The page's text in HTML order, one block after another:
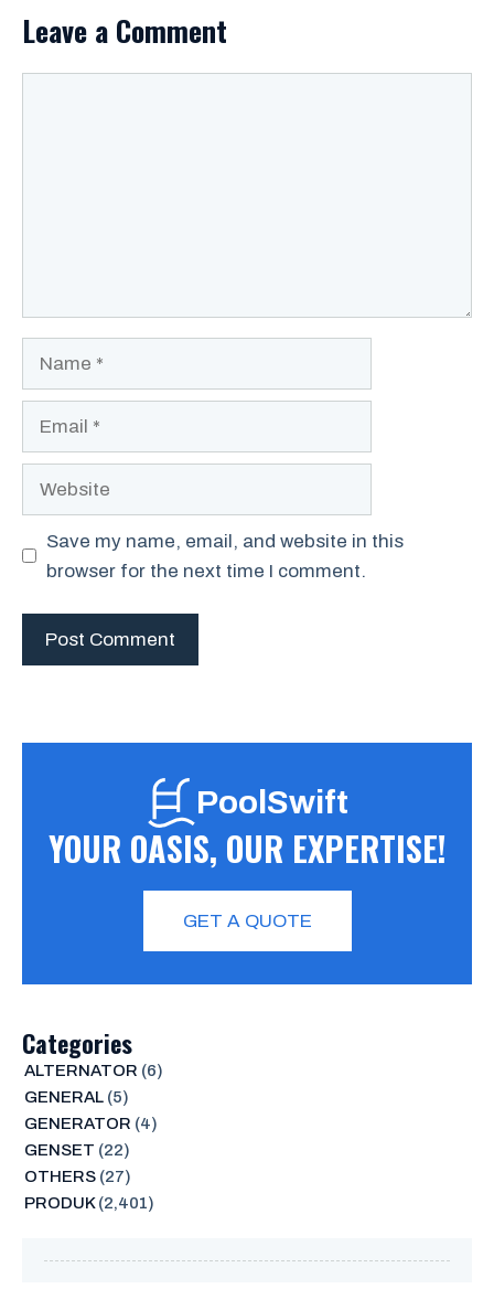
Leave a Comment
Save my name, email, and website in this
browser for the next time I comment.
PoolSwift
YOUR OASIS, OUR EXPERTISE!
GET A QUOTE
Categories
ALTERNATOR (6)
GENERAL(5)
GENERATOR (4)
GENSET (22)
OTHERS(27)
PRODUK(2,401)